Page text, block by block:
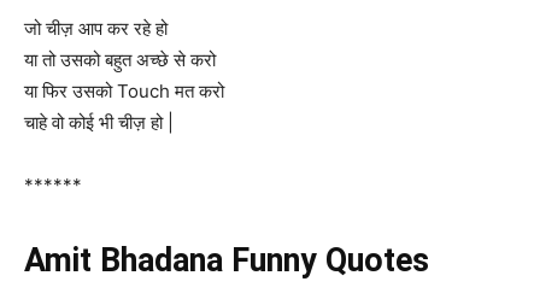
जो चीज़ आप कर रहे हो
या तो उसको बहुत अच्छे से करो
या फिर उसको Touch मत करो
चाहे वो कोई भी चीज़ हो |
******
Amit Bhadana Funny Quotes